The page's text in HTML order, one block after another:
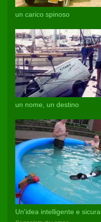
un carico spinoso
un nome, un destino
Un'idea intelligente e sicura